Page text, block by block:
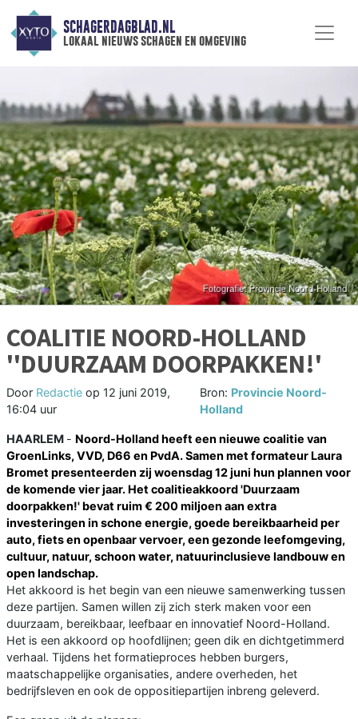
SCHAGERDAGBLAD.NL
lokaal nieuws schagen en omgeving
COALITIE NOORD-HOLLAND
''DUURZAAM DOORPAKKEN!'
Door Redactie op 12 juni 2019,
16:04 uur
Bron: Provincie Noord-
Holland
HAARLEM - Noord-Holland heeft een nieuwe coalitie van
GroenLinks, VVD, D66 en PvdA. Samen met formateur Laura
Bromet presenteerden zij woensdag 12 juni hun plannen voor
de komende vier jaar. Het coalitieakkoord 'Duurzaam
doorpakken!' bevat ruim € 200 miljoen aan extra
investeringen in schone energie, goede bereikbaarheid per
auto, fiets en openbaar vervoer, een gezonde leefomgeving,
cultuur, natuur, schoon water, natuurinclusieve landbouw en
open landschap.
Het akkoord is het begin van een nieuwe samenwerking tussen
deze partijen. Samen willen zij zich sterk maken voor een
duurzaam, bereikbaar, leefbaar en innovatief Noord-Holland.
Het is een akkoord op hoofdlijnen; geen dik en dichtgetimmerd
verhaal. Tijdens het formatieproces hebben burgers,
maatschappelijke organisaties, andere overheden, het
bedrijfsleven en ook de oppositiepartijen inbreng geleverd.